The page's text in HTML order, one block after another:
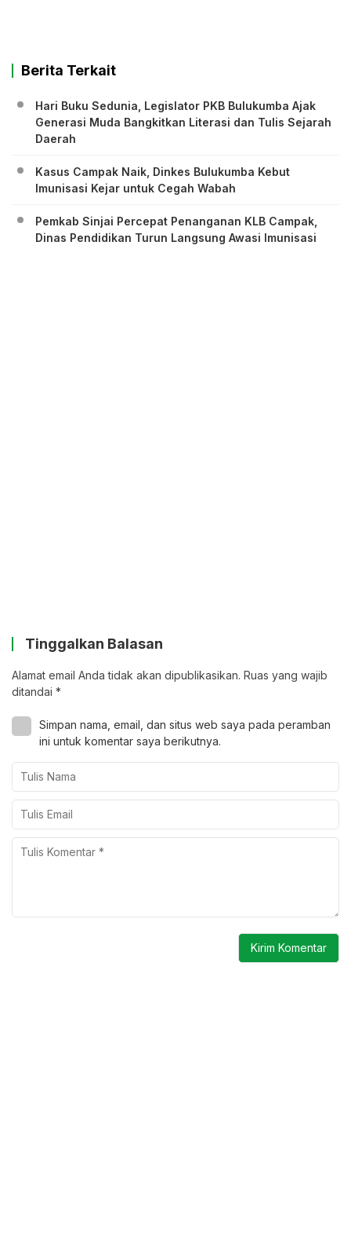
Berita Terkait
Hari Buku Sedunia, Legislator PKB Bulukumba Ajak
Generasi Muda Bangkitkan Literasi dan Tulis Sejarah
Daerah
Kasus Campak Naik, Dinkes Bulukumba Kebut
Imunisasi Kejar untuk Cegah Wabah
Pemkab Sinjai Percepat Penanganan KLB Campak,
Dinas Pendidikan Turun Langsung Awasi Imunisasi
Tinggalkan Balasan
Alamat email Anda tidak akan dipublikasikan. Ruas yang wajib
ditandai *
Simpan nama, email, dan situs web saya pada peramban
ini untuk komentar saya berikutnya.